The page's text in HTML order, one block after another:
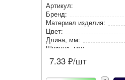
Артикул:
Бренд:
Материал изделия:
Цвет:
Длина, мм:
Ширина, мм:
7.33 ₽/шт